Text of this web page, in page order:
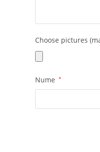
Choose pictures
Nume *